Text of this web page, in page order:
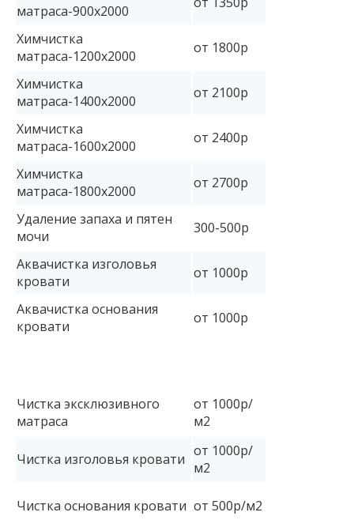
матраса-900х2000
Химчистка
матраса-1200х2000
от 1800р
Химчистка
матраса-1400х2000
от 2100р
Химчистка
матраса-1600х2000
от 2400р
Химчистка
матраса-1800х2000
от 2700р
Удаление запаха и пятен
мочи
300-500р
Аквачистка изголовья
кровати
от 1000р
Аквачистка основания
кровати
от 1000р
Чистка эксклюзивного
матраса
от 1000р/
м2
Чистка изголовья кровати от 1000р/
м2
Чистка основания кровати от 500р/м2